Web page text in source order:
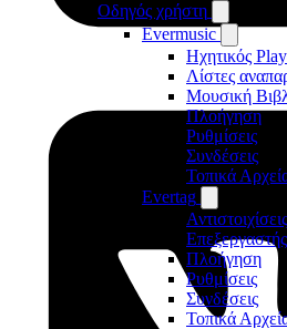
Οδηγός χρήστη
Evermusic
Ηχητικός
Λίστες
Μουσική
Πλοήγηση
Ρυθμίσεις
Συνδέσεις
Τοπικά
Evertag
Πλοήγηση
Ρυθμίσεις
Συνδέσεις
Τοπικά